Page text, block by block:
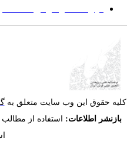
فهرست موضوعی مقاله‌ها
حقوق این وب سایت متعلق به
اطلاعات:استفاده از مطالب